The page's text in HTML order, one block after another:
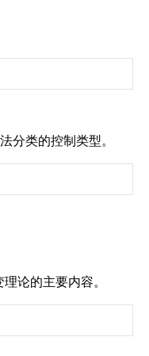
分类的控制类型。
论的主要内容。